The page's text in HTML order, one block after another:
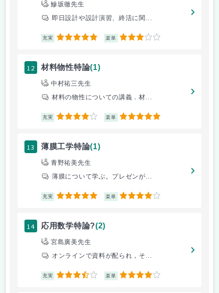
鰺坂徹先生
即日設計や設計演習、終活に関...
充実 5 楽単 3
12 材料物性特論(1)
中村祐三先生
材料の物性についての講義．材...
充実 4 楽単 5
13 薄膜工学特論(1)
青野祐美先生
薄膜について学ぶ。プレゼンが...
充実 5 楽単 4
14 応用数学特論?(2)
宮島廣美先生
オンラインで資料が配られ，そ...
充実 3.5 楽単 4